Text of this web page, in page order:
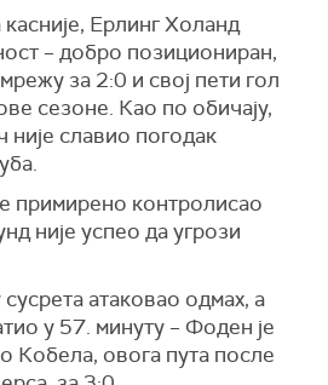
Ерлинг Холанд
– добро позициониран,
за 2:0 и свој пети гол
сезоне. Као по обичају,
славио погодак
примирено контролисао
није успео да угрози
сусрета атаковао одмах, а
у 57. минуту – Фоден је
Кобела, овога пута после